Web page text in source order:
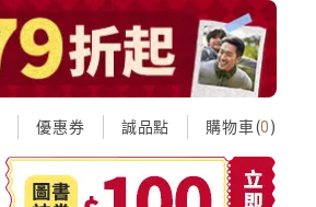
優惠券 誠品點 購物車(0)